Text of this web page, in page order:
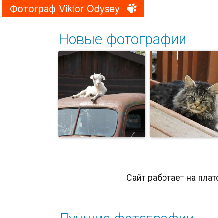
Фотограф Viktor Odysey
Новые фотографии
Знакомый
Сайт работает на